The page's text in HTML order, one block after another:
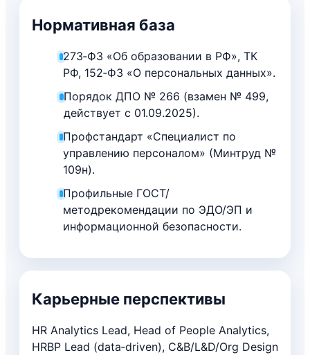
Нормативная база
273‑ФЗ «Об образовании в РФ», ТК
РФ, 152‑ФЗ «О персональных данных».
Порядок ДПО № 266 (взамен № 499,
действует с 01.09.2025).
Профстандарт «Специалист по
управлению персоналом» (Минтруд №
109н).
Профильные ГОСТ/
методрекомендации по ЭДО/ЭП и
информационной безопасности.
Карьерные перспективы
HR Analytics Lead, Head of People Analytics,
HRBP Lead (data‑driven), C&B/L&D/Org Design